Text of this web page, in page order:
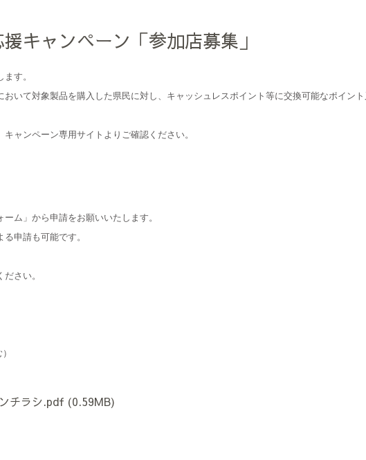
キャンペーン「参加店募集」
す。
いて対象製品を購入した県民に対し、キャッシュレスポイント等に交換可能なポイン
ャンペーン専用サイトよりご確認ください。
ム」から申請をお願いいたします。
申請も可能です。
さい。
チラシ.pdf (0.59MB)